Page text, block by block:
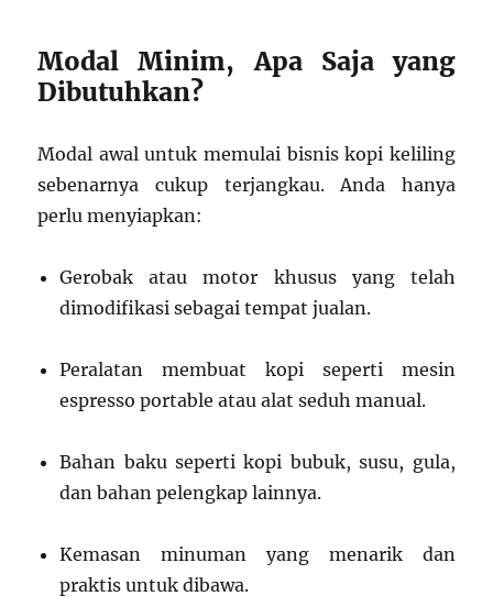
Modal Minim, Apa Saja yang
Dibutuhkan?
Modal awal untuk memulai bisnis kopi keliling
sebenarnya cukup terjangkau. Anda hanya
perlu menyiapkan:
Gerobak atau motor khusus yang telah
dimodifikasi sebagai tempat jualan.
Peralatan membuat kopi seperti mesin
espresso portable atau alat seduh manual.
Bahan baku seperti kopi bubuk, susu, gula,
dan bahan pelengkap lainnya.
Kemasan minuman yang menarik dan
praktis untuk dibawa.